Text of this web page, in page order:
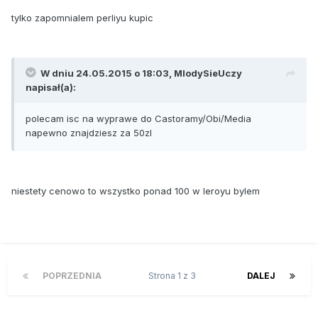
tylko zapomnialem perliyu kupic
W dniu 24.05.2015 o 18:03, MlodySieUczy
napisał(a):
polecam isc na wyprawe do Castoramy/Obi/Media
napewno znajdziesz za 50zl
niestety cenowo to wszystko ponad 100 w leroyu bylem
POPRZEDNIA DALEJ
Strona 1 z 3